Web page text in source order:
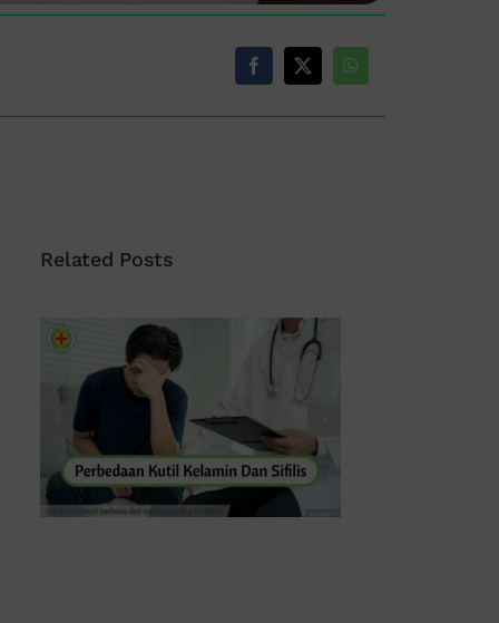
Related Posts